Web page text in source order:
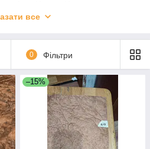
і роялі.
15-50 см, довжина 25-180 див.
все
0 Фільтри
–15%